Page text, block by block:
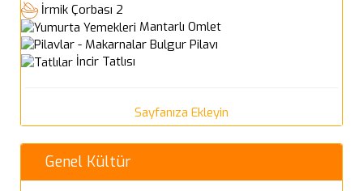
İrmik Çorbası 2
Mantarlı Omlet
Bulgur Pilavı
İncir Tatlısı
Sayfanıza Ekleyin
Genel Kültür